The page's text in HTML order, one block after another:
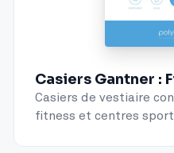
Casiers Gantner :
Casiers de vestiaire
fitness et centres